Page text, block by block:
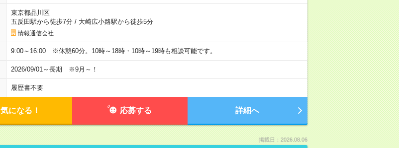
東京都品川区
五反田駅から徒歩7分/ 大崎広小路駅から徒歩5分
情報通信会社
9:00～16:00 ※休憩60分。10時～18時・10時～19時も相談可能です。
2026/09/01～長期 ※9月～！
履歴書不要
気になる！ 応募する 詳細へ
掲載日：2026.08.06